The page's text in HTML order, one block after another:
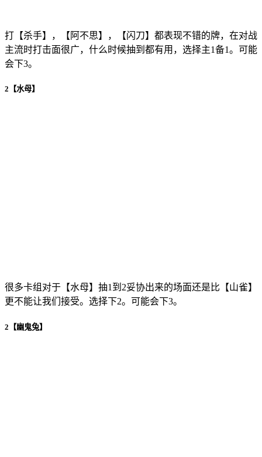
打【杀手】，【阿不思】，【闪刀】都表现不错的牌，在对战
主流时打击面很广，什么时候抽到都有用，选择主1备1。可能
会下3。
2【水母】
很多卡组对于【水母】抽1到2妥协出来的场面还是比【山雀】
更不能让我们接受。选择下2。可能会下3。
2【幽鬼兔】